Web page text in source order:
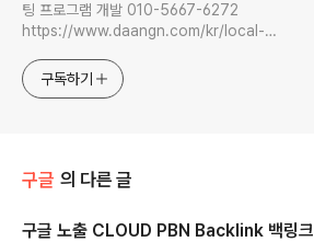
팅 프로그램 개발 010-5667-6272
https://www.daangn.com/kr/local-
구독하기
구글 의 다른 글
구글 노출 CLOUD PBN Backlink 백링크